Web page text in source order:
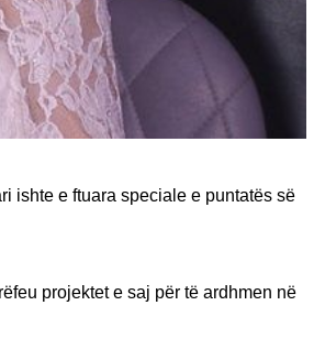
ishte e ftuara speciale e puntatës së
projektet e saj për të ardhmen në